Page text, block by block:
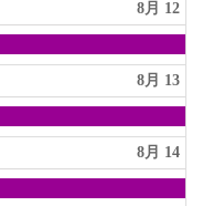
8月 12
8月 13
8月 14